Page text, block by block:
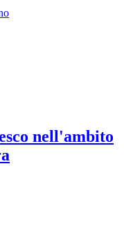
nell'ambito